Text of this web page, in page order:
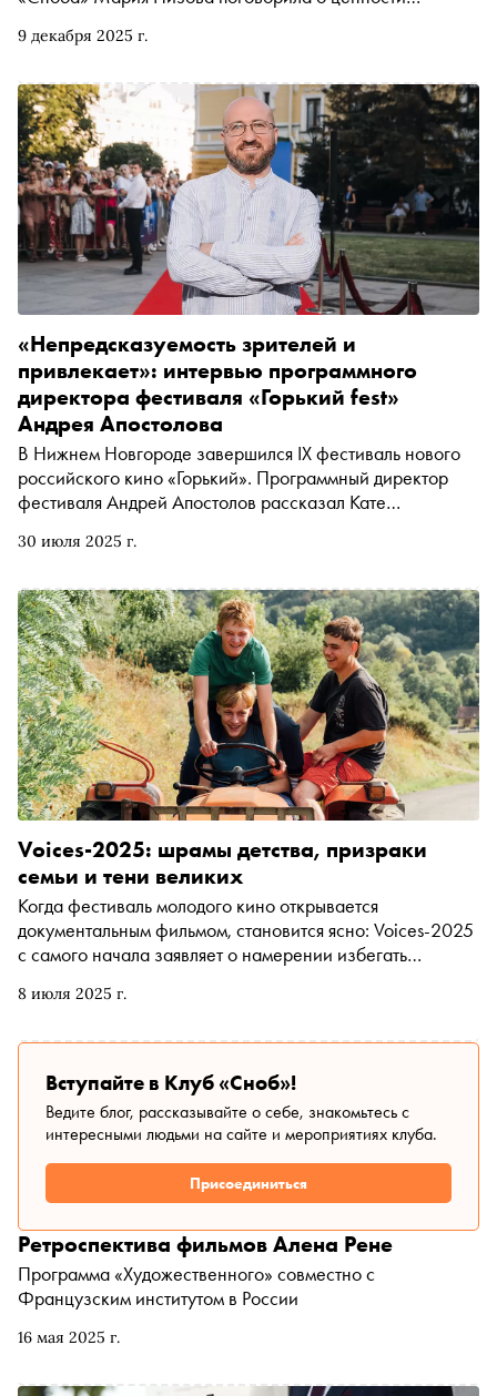
9 декабря 2025 г.
несостоявшихся работах выдающегося режиссера-
30 июля 2025 г.
«Непредсказуемость зрителей и
привлекает»: интервью программного
директора фестиваля «Горький fest»
Андрея Апостолова
В Нижнем Новгороде завершился IX фестиваль нового
российского кино «Горький». Программный директор
фестиваля Андрей Апостолов рассказал Кате
равных соревнуются полные и короткие метры, игровое
стали самыми популярными у зрителей, как меняются
вкусы публики и что сегодня определяет новое
российское кино. А еще объяснил, почему интерес к
советскому кинематографу вновь стремительно растет
8 июля 2025 г.
Voices-2025: шрамы детства, призраки
семьи и тени великих
Когда фестиваль молодого кино открывается
документальным фильмом, становится ясно: Voices-2025
с самого начала заявляет о намерении избегать
и Череповце представили шесть конкурсных картин, в
история — с коллективной памятью. Французские поля,
алтайские легенды, венецианские кабаки и советские
архивы становятся декорациями для размышлений о
взрослении, свободе, насилии и диалоге поколений.
«Сноб» выбрал самые точные интонации фестиваля — и
тех, кто сумел ими воспользоваться
Вступайте в Клуб «Сноб»!
Ведите блог, рассказывайте о себе, знакомьтесь с
интересными людьми на сайте и мероприятиях клуба.
Присоединиться
16 мая 2025 г.
Ретроспектива фильмов Алена Рене
Программа «Художественного» совместно с
Французским институтом в России